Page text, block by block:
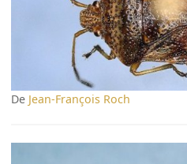
De Jean-François Roch